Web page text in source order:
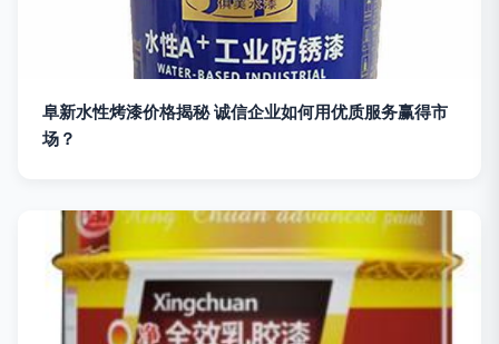
阜新水性烤漆价格揭秘 诚信企业如何用优质服务赢得市
场？